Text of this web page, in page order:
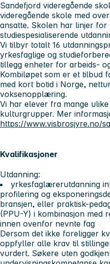
Sandefjord videregående
videregående skole med
ansatte. Skolen har linjer for
studiespesialiserende
Vi tilbyr totalt 16
yrkesfaglige og
tillegg enheter for arbeids-
Kombiløpet som er et tilbud
med kort botid i Norge,
voksenopplæring.
Vi har elever fra mange
kulturgrupper. Mer
https://www.visbrosjyre.no/
Kvalifikasjoner
Utdanning:
yrkesfaglærerutdanning
profilering og
bransjen, eller praktisk-
(PPU-Y) i kombinasjon med
innen ovenfor nevnte fag
Dersom det ikke foreligger
oppfyller alle krav til
vurdert. Søkere uten